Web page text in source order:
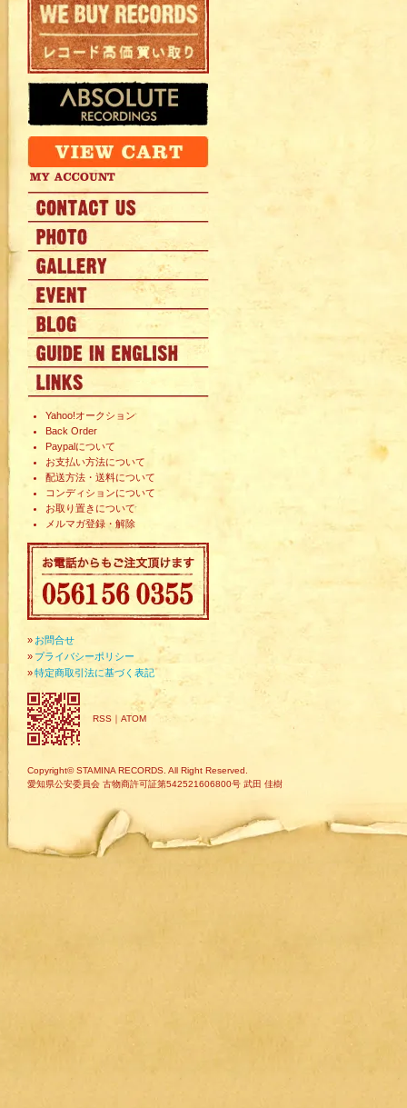
Yahoo!オークション
Back Order
Paypalについて
お支払い方法について
配送方法・送料について
コンディションについて
お取り置きについて
メルマガ登録・解除
» お問合せ
» プライバシーポリシー
»特定商取引法に基づく表記
RSS ｜ ATOM
Copyright© STAMINA RECORDS. All Right Reserved.
愛知県公安委員会 古物商許可証第542521606800号 武田 佳樹